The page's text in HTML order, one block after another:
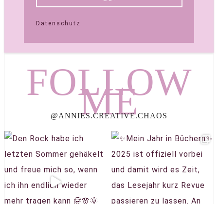
Datenschutz
FOLLOW
ME
@ANNIES.CREATIVE.CHAOS